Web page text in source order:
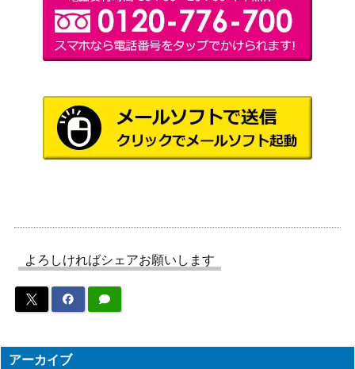
よろしければシェアお願いします
アーカイブ